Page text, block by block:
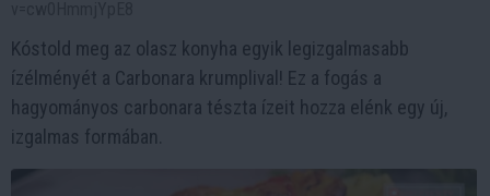
Kóstold meg az olasz konyha egyik legizgalmasabb
ízélményét a Carbonara krumplival! Ez a fogás a
hagyományos carbonara tészta ízeit hozza elénk egy új,
izgalmas formában.